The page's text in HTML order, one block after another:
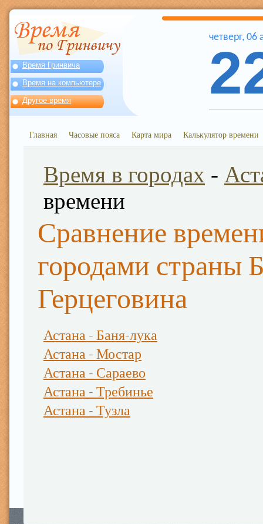
Время Гринвича
Время на компьютере
Другое время
четверг, 06
Главная Часовые пояса Карта мира Калькулятор времени
Время в городах -
времени
Сравнение
городами страны
Герцеговина
Астана - Баня-лука
Астана - Мостар
Астана - Сараево
Астана - Требинье
Астана - Тузла